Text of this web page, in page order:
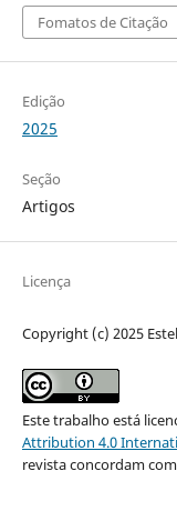
Fomatos de Citação
Edição
2025
Seção
Artigos
Licença
Copyright (c) 2025
Este trabalho está
Attribution 4.0
revista concordam